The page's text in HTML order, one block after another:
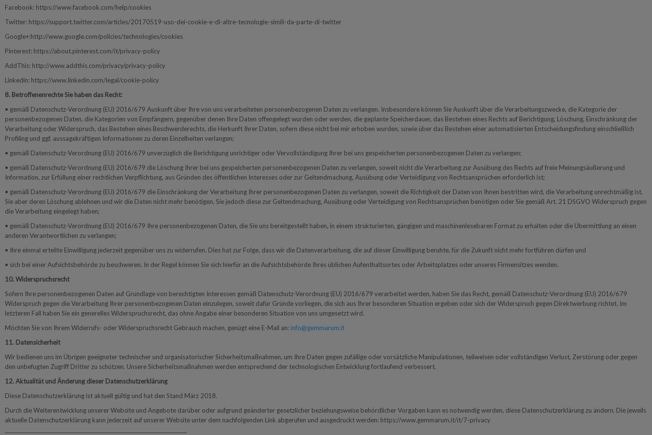
Facebook: https://www.facebook.com/help/cookies
Twitter: https://support.twitter.com/articles/20170519-uso-dei-cookie-e-di-altre-tecnologie-simili-da-parte-di-twitter
Google+:http://www.google.com/policies/technologies/cookies
Pinterest: https://about.pinterest.com/it/privacy-policy
AddThis: http://www.addthis.com/privacy/privacy-policy
Linkedin: https://www.linkedin.com/legal/cookie-policy
8. Betroffenenrechte Sie haben das Recht:
• gemäß Datenschutz-Verordnung (EU) 2016/679 Auskunft über Ihre von uns verarbeiteten personenbezogenen Daten zu verlangen. Insbesondere können Sie Auskunft über die Verarbeitungszwecke, die Kategorie der
personenbezogenen Daten, die Kategorien von Empfängern, gegenüber denen Ihre Daten offengelegt wurden oder werden, die geplante Speicherdauer, das Bestehen eines Rechts auf Berichtigung, Löschung, Einschränkung der
Verarbeitung oder Widerspruch, das Bestehen eines Beschwerderechts, die Herkunft Ihrer Daten, sofern diese nicht bei mir erhoben wurden, sowie über das Bestehen einer automatisierten Entscheidungsfindung einschließlich
Profiling und ggf. aussagekräftigen Informationen zu deren Einzelheiten verlangen;
• gemäß Datenschutz-Verordnung (EU) 2016/679 unverzüglich die Berichtigung unrichtiger oder Vervollständigung Ihrer bei uns gespeicherten personenbezogenen Daten zu verlangen;
• gemäß Datenschutz-Verordnung (EU) 2016/679 die Löschung Ihrer bei uns gespeicherten personenbezogenen Daten zu verlangen, soweit nicht die Verarbeitung zur Ausübung des Rechts auf freie Meinungsäußerung und
Information, zur Erfüllung einer rechtlichen Verpflichtung, aus Gründen des öffentlichen Interesses oder zur Geltendmachung, Ausübung oder Verteidigung von Rechtsansprüchen erforderlich ist;
• gemäß Datenschutz-Verordnung (EU) 2016/679 die Einschränkung der Verarbeitung Ihrer personenbezogenen Daten zu verlangen, soweit die Richtigkeit der Daten von Ihnen bestritten wird, die Verarbeitung unrechtmäßig ist,
Sie aber deren Löschung ablehnen und wir die Daten nicht mehr benötigen, Sie jedoch diese zur Geltendmachung, Ausübung oder Verteidigung von Rechtsansprüchen benötigen oder Sie gemäß Art. 21 DSGVO Widerspruch gegen
die Verarbeitung eingelegt haben;
• gemäß Datenschutz-Verordnung (EU) 2016/679 Ihre personenbezogenen Daten, die Sie uns bereitgestellt haben, in einem strukturierten, gängigen und maschinenlesebaren Format zu erhalten oder die Übermittlung an einen
anderen Verantwortlichen zu verlangen;
• Ihre einmal erteilte Einwilligung jederzeit gegenüber uns zu widerrufen. Dies hat zur Folge, dass wir die Datenverarbeitung, die auf dieser Einwilligung beruhte, für die Zukunft nicht mehr fortführen dürfen und
• sich bei einer Aufsichtsbehörde zu beschweren. In der Regel können Sie sich hierfür an die Aufsichtsbehörde Ihres üblichen Aufenthaltsortes oder Arbeitsplatzes oder unseres Firmensitzes wenden.
10. Widerspruchsrecht
Sofern Ihre personenbezogenen Daten auf Grundlage von berechtigten Interessen gemäß Datenschutz-Verordnung (EU) 2016/679 verarbeitet werden, haben Sie das Recht, gemäß Datenschutz-Verordnung (EU) 2016/679
Widerspruch gegen die Verarbeitung Ihrer personenbezogenen Daten einzulegen, soweit dafür Gründe vorliegen, die sich aus Ihrer besonderen Situation ergeben oder sich der Widerspruch gegen Direktwerbung richtet. Im
letzteren Fall haben Sie ein generelles Widerspruchsrecht, das ohne Angabe einer besonderen Situation von uns umgesetzt wird.
Möchten Sie von Ihrem Widerrufs- oder Widerspruchsrecht Gebrauch machen, genügt eine E-Mail an: info@gemmarum.it
11. Datensicherheit
Wir bedienen uns im Übrigen geeigneter technischer und organisatorischer Sicherheitsmaßnahmen, um Ihre Daten gegen zufällige oder vorsätzliche Manipulationen, teilweisen oder vollständigen Verlust, Zerstörung oder gegen
den unbefugten Zugriff Dritter zu schützen. Unsere Sicherheitsmaßnahmen werden entsprechend der technologischen Entwicklung fortlaufend verbessert.
12. Aktualität und Änderung dieser Datenschutzerklärung
Diese Datenschutzerklärung ist aktuell gültig und hat den Stand März 2018.
Durch die Weiterentwicklung unserer Website und Angebote darüber oder aufgrund geänderter gesetzlicher beziehungsweise behördlicher Vorgaben kann es notwendig werden, diese Datenschutzerklärung zu ändern. Die jeweils
aktuelle Datenschutzerklärung kann jederzeit auf unserer Website unter dem nachfolgenden Link abgerufen und ausgedruckt werden: https://www.gemmarum.it/it/7-privacy